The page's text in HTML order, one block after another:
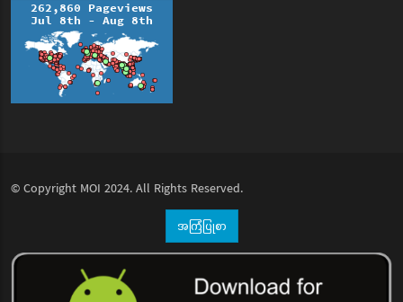
© Copyright MOI 2024. All Rights Reserved.
အကြံပြုစာ